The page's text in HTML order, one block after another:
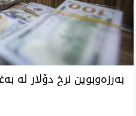
بەرزەوبوین نرخ دۆلار لە بەغدا و هەولێر